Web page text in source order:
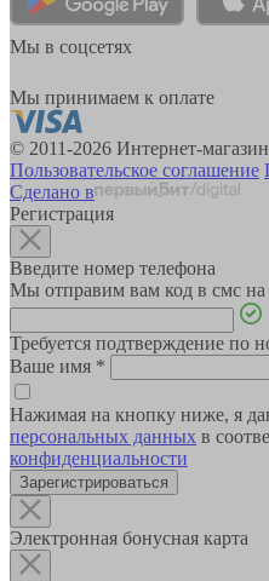
Мы в соцсетях
Мы принимаем к оплате
© 2011-2026 Интернет-
Пользовательское соглашение
Сделано в
Регистрация
Введите номер телефона
Мы отправим вам код в смс
Требуется подтверждение по
Ваше имя *
Нажимая на кнопку ниже, я
персональных данных в
конфиденциальности
Зарегистрироваться
Электронная бонусная карта